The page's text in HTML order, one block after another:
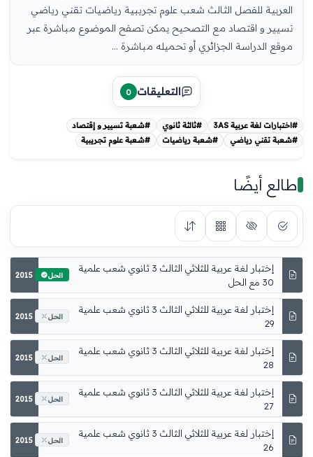
العربية للفصل الثالث شعب علوم تجريبية رياضيات تقني رياضي
تسيير و اقتصاد مع التصحيح يمكن تصفح الموضوع مباشرة عبر
موقع الدراسة الجزائري أو تحميله مباشرة ...
التعليقات 0
#اختبارات لغة عربية 3AS #ثالثة ثانوي
#شعبة تسيير و إقتصاد
#شعبة تقني رياضي
#شعبة رياضيات #شعبة علوم تجريبية
طالع أيضًا
2015 الحل
2015 الحل
2015 الحل
2015 الحل
2015 الحل